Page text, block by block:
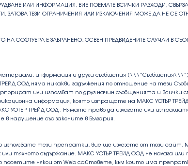
ИЛИ ИНФОРМАЦИЯ, ВИЕ ПОЕМАТЕ ВСИЧКИ РАЗХОДИ,
ТЕЗИ ОГРАНИЧЕНИЯ ИЛИ ИЗКЛЮЧЕНИЯ МОЖЕ ДА НЕ СЕ
СОФТУЕРА Е ЗАБРАНЕНО, ОСВЕН ПРЕДВИДЕНИТЕ СЛУЧАИ В
информация и други съобщения (\\\”Съобщения\\\”),
ООД няма никакви задължения по отношение на тези
или използват по друг начин съобщенията и всички
информация, която изпращате на МАКС УОТЪР
УОТЪР ТРЕЙД ООД . Нямате право да излагате или
нарушение със законите в България.
тези препратки, вие ще излезете от този сайт.
тяхното съдържание. МАКС УОТЪР ТРЕЙД ООД не налага или
посетите някои от Web сайтовете, към които има